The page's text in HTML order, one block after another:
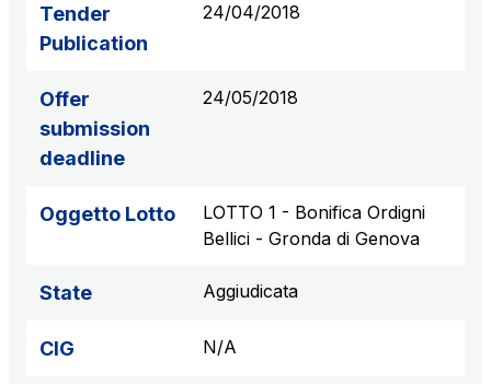
Società Autostrada Tirrenica p.A.
Network Km: 55
Tangenziale di Napoli S.p.A.
Network Km: 20
Tender
Publication
24/04/2018
Offer
submission
deadline
24/05/2018
Oggetto Lotto
LOTTO 1 - Bonifica Ordigni
Bellici - Gronda di Genova
State Aggiudicata
CIG N/A